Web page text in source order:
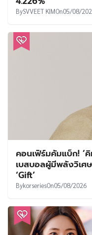
BySVVEET KIMOn05/08/
คอนเฟิร์มคัมแบ็ก! ‘
เบสบอลผู้มีพลังวิเศ
‘Gift’
BykorseriesOn05/08/2026